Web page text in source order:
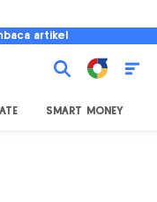
artikel
SMART MONEY